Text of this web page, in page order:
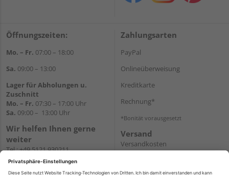
Öffnungszeiten:
Mo. – Fr. 07:00 – 18:00
Sa. 09:00 – 13:00
Lager für Abholungen u.
Zuschnitt
Mo. – Fr. 07:30 – 17:00 Uhr
Sa. 09:00 – 13:00 Uhr
Wir helfen Ihnen gerne
weiter
Tel.:+49 5121 930211
E-Mail:holzlandshop@holzland-
Zahlungsarten
PayPal
Onlineüberweisung
Kreditkarte
Rechnung*
*Bonität vorausgesetzt
Versand
Versandkosten